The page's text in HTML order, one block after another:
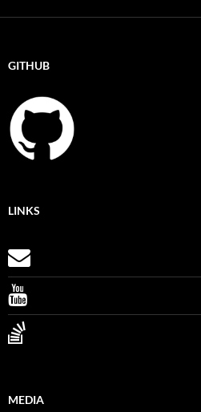
GITHUB
LINKS
MEDIA